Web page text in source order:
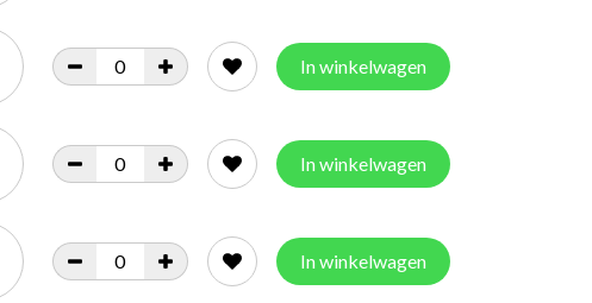
In winkelwagen
In winkelwagen
In winkelwagen